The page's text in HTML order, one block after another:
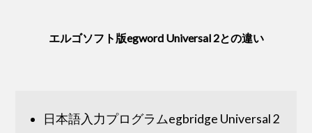
エルゴソフト版egword Universal 2との違い
日本語入力プログラムegbridge Universal 2